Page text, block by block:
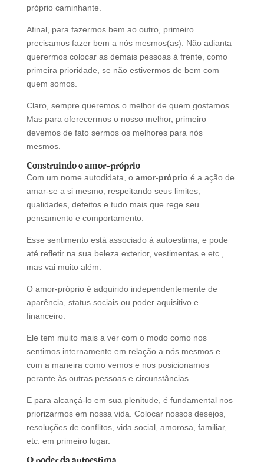
próprio caminhante.
Afinal, para fazermos bem ao outro, primeiro
precisamos fazer bem a nós mesmos(as). Não adianta
querermos colocar as demais pessoas à frente, como
primeira prioridade, se não estivermos de bem com
quem somos.
Claro, sempre queremos o melhor de quem gostamos.
Mas para oferecermos o nosso melhor, primeiro
devemos de fato sermos os melhores para nós
mesmos.
Construindo o amor-próprio
Com um nome autodidata, o amor-próprio é a ação de
amar-se a si mesmo, respeitando seus limites,
qualidades, defeitos e tudo mais que rege seu
pensamento e comportamento.
Esse sentimento está associado à autoestima, e pode
até refletir na sua beleza exterior, vestimentas e etc.,
mas vai muito além.
O amor-próprio é adquirido independentemente de
aparência, status sociais ou poder aquisitivo e
financeiro.
Ele tem muito mais a ver com o modo como nos
sentimos internamente em relação a nós mesmos e
com a maneira como vemos e nos posicionamos
perante às outras pessoas e circunstâncias.
E para alcançá-lo em sua plenitude, é fundamental nos
priorizarmos em nossa vida. Colocar nossos desejos,
resoluções de conflitos, vida social, amorosa, familiar,
etc. em primeiro lugar.